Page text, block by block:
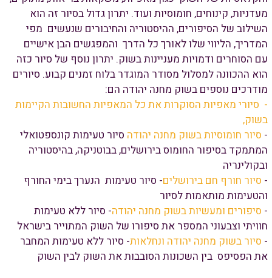
מעדניות, קינוחים, חומוסיות ועוד. יתרון גדול בסיור זה הוא
השילוב של הסיפורים, ההיסטוריה והחיבורים שנעשים מפי
המדריך, הליווי שלו לאורך כל הדרך והמפגשים הבן אישיים
עם הסוחרים ודמויות מעניינות בשוק. יתרון נוסף של סיור כזה
הוא ההכוונה למסלול מסודר המוגדר בלוח זמנים קבוע. סיורים
מודרכים נוספים בשוק מחנה יהודה הם:
- סיורי מאפיות הסוקרות את כל המאפיות החשובות הקיימות
בשוק,
- סיור חומוסיות בשוק מחנה יהודה סיור טעימות קונספטואלי
המתמקד בסיפור החומוס בירושלים, בבוטניקה, בהיסטוריה
ובקולינריה
- סיור חורף חם בירושלים- סיור טעימות הנערך בימי החורף
והטעימות מותאמות לסיור
- סיפורים ומעשיות בשוק מחנה יהודה- סיור ללא טעימות
חוויתי וצבעוני המספר את סיפורו של השוק המתוייר בישראל
- סיור בשוק מחנה יהודה ונחלאות- סיור ללא טעימות המחבר
את הפסיפס בין השכונות הסובבות את השוק לבין השוק